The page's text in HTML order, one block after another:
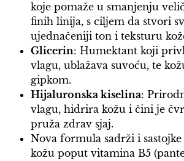
koje pomaže u smanjenju
finih linija, s ciljem da stvori
ujednačeniji ton i teksturu
Glicerin: Humektant koji
vlagu, ublažava suvoću, te
gipkom.
Hijaluronska kiselina:
vlagu, hidrira kožu i čini je
pruža zdrav sjaj.
Nova formula sadrži i
kožu poput vitamina B5